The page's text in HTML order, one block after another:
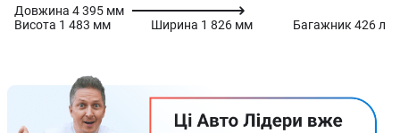
Довжина 4 395 мм
Висота 1 483 мм Ширина 1 826 мм Багажник 426 л